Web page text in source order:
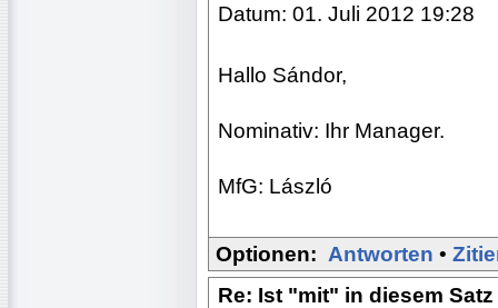
Datum: 01. Juli 2012 19:28
Hallo Sándor,
Nominativ: Ihr Manager.
MfG: László
Optionen: Antworten •
Re: Ist "mit" in diesem